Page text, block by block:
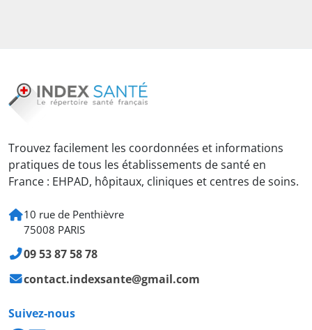
Trouvez facilement les coordonnées et informations
pratiques de tous les établissements de santé en
France : EHPAD, hôpitaux, cliniques et centres de soins.
10 rue de Penthièvre
75008 PARIS
09 53 87 58 78
contact.indexsante@gmail.com
Suivez-nous